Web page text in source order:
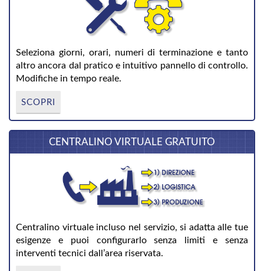
Seleziona giorni, orari, numeri di terminazione e tanto
altro ancora dal pratico e intuitivo pannello di controllo.
Modifiche in tempo reale.
SCOPRI
CENTRALINO VIRTUALE GRATUITO
Centralino virtuale incluso nel servizio, si adatta alle tue
esigenze e puoi configurarlo senza limiti e senza
interventi tecnici dall’area riservata.